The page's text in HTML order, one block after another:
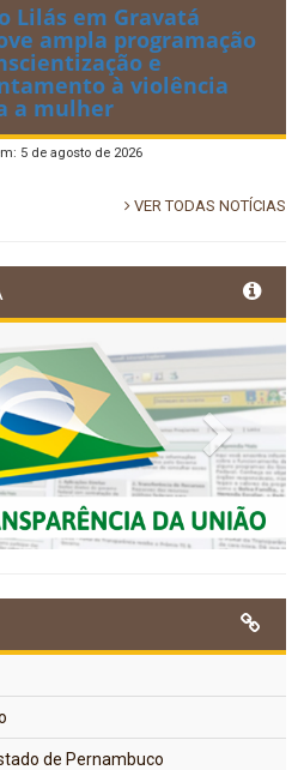
Lilás em Gravatá
ampla programação
e
à violência
a mulher
5 de agosto de 2026
VER TODAS NOTÍCIAS
Next
de Pernambuco